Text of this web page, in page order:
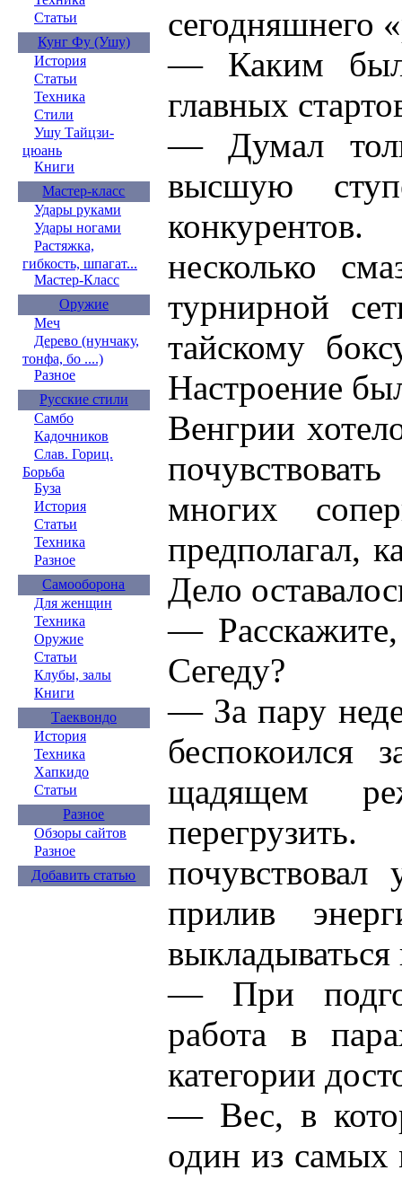
Статьи
Кунг Фу (Ушу)
История
Статьи
Техника
Стили
Ушу Тайцзи-
цюань
Книги
Мастер-класс
Удары руками
Удары ногами
Растяжка,
гибкость, шпагат...
Мастер-Класс
Оружие
Меч
Дерево (нунчаку,
тонфа, бо ....)
Разное
Русские стили
Самбо
Кадочников
Слав. Гориц.
Борьба
Буза
История
Статьи
Техника
Разное
Самооборона
Для женщин
Техника
Оружие
Статьи
Клубы, залы
Книги
Таеквондо
История
Техника
Хапкидо
Статьи
Разное
Обзоры сайтов
Разное
Добавить статью
сегодняшнего
— Каким был
главных
— Думал
высшую
несколько
турнирной
тайскому
Настроение
Венгрии
многих
предполагал,
Дело
— Расскажите,
Сегеду?
— За пару
беспокоился
щадящем
почувствовал
прилив
— При
работа в
категории
— Вес, в
один из самых